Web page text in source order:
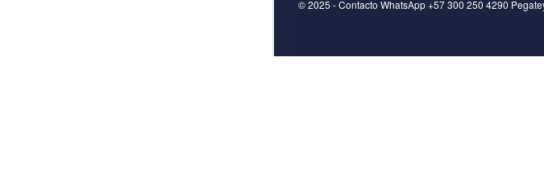
© 2025 - Contacto WhatsApp +57 300 250 4290